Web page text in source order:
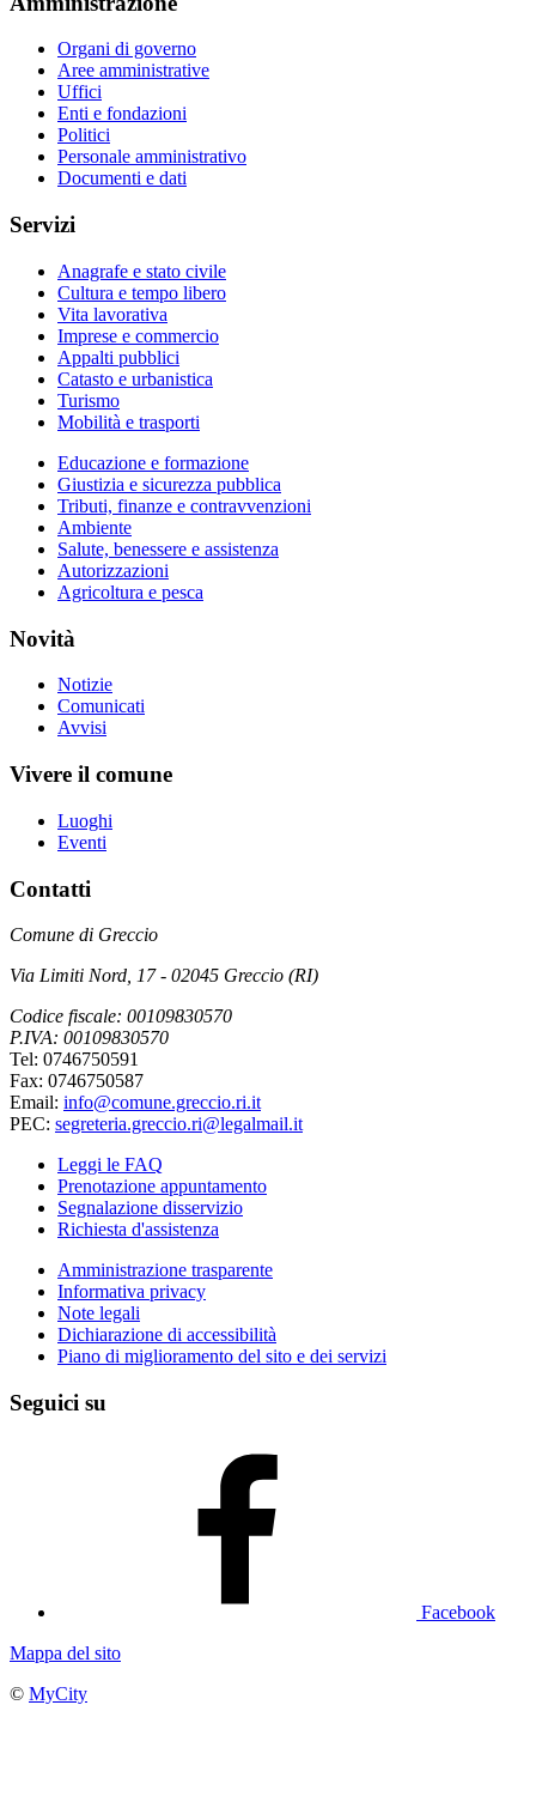
Organi di governo
Aree amministrative
Uffici
Enti e fondazioni
Politici
Personale amministrativo
Documenti e dati
Servizi
Anagrafe e stato civile
Cultura e tempo libero
Vita lavorativa
Imprese e commercio
Appalti pubblici
Catasto e urbanistica
Turismo
Mobilità e trasporti
Educazione e formazione
Giustizia e sicurezza pubblica
Tributi, finanze e contravvenzioni
Ambiente
Salute, benessere e assistenza
Autorizzazioni
Agricoltura e pesca
Novità
Notizie
Comunicati
Avvisi
Vivere il comune
Luoghi
Eventi
Contatti
Comune di Greccio
Via Limiti Nord, 17 - 02045 Greccio (RI)
Codice fiscale: 00109830570
P.IVA: 00109830570
Tel: 0746750591
Fax: 0746750587
Email: info@comune.greccio.ri.it
PEC: segreteria.greccio.ri@legalmail.it
Leggi le FAQ
Prenotazione appuntamento
Segnalazione disservizio
Richiesta d'assistenza
Amministrazione trasparente
Informativa privacy
Note legali
Dichiarazione di accessibilità
Piano di miglioramento del sito e dei servizi
Seguici su
Facebook
Mappa del sito
© MyCity